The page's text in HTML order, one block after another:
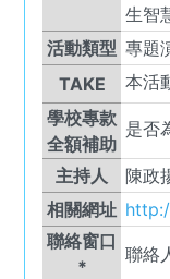
生智
活動類型 專題
TAKE
本活
學校專款
全額補助
是否
主持人 陳政
相關網址
聯絡窗口
*
聯絡